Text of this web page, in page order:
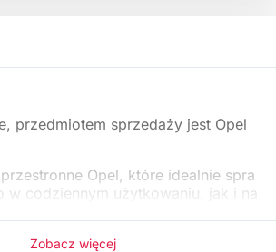
przedmiotem sprzedaży jest Opel
Opel, które idealnie spra
w codziennym użytkowaniu, jak i na
Zobacz więcej